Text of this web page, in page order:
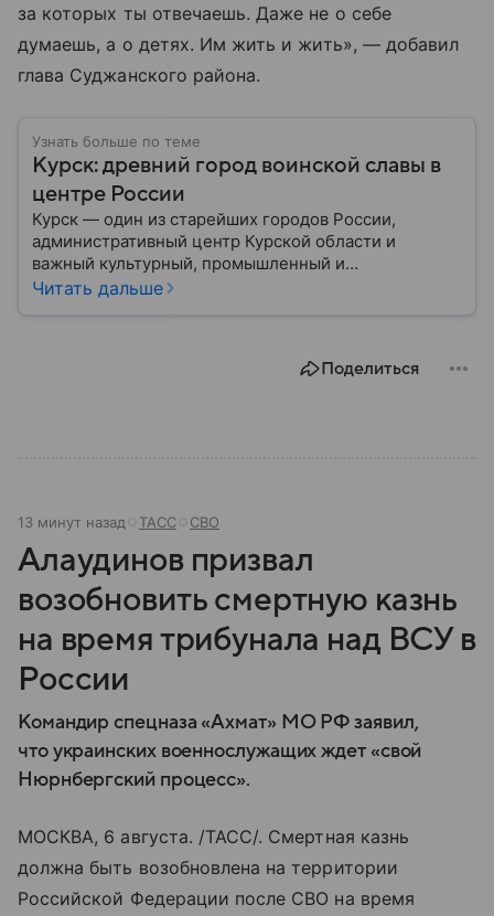
за которых ты отвечаешь. Даже не о себе
думаешь, а о детях. Им жить и жить», — добавил
глава Суджанского района.
Узнать больше по теме
Курск: древний город воинской славы в
центре России
Курск — один из старейших городов России,
административный центр Курской области и
важный культурный, промышленный и
транспортный узел Центральной России. Город
Читать дальше
Поделиться
13 минут назад ТАСС СВО
Алаудинов призвал
возобновить смертную казнь
на время трибунала над ВСУ в
России
Командир спецназа «Ахмат» МО РФ заявил,
что украинских военнослужащих ждет «свой
Нюрнбергский процесс».
МОСКВА, 6 августа. /ТАСС/. Смертная казнь
должна быть возобновлена на территории
Российской Федерации после СВО на время